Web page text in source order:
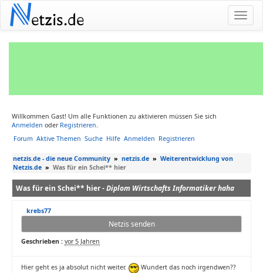
Netzis.de
Willkommen Gast! Um alle Funktionen zu aktivieren müssen Sie sich
Anmelden oder Registrieren.
Forum Aktive Themen Suche Hilfe Anmelden Registrieren
netzis.de - die neue Community » netzis.de » Weiterentwicklung von
Netzis.de » Was für ein Schei** hier
Was für ein Schei** hier -Diplom Wirtschafts Informatiker haha
krebs77
Netzis senden
Geschrieben : vor 5 Jahren
Hier geht es ja absolut nicht weiter.
Wundert das noch irgendwen??